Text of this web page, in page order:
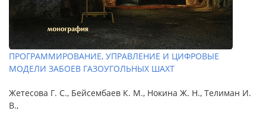
ПРОГРАММИРОВАНИЕ, УПРАВЛЕНИЕ И ЦИФРОВЫЕ
МОДЕЛИ ЗАБОЕВ ГАЗОУГОЛЬНЫХ ШАХТ
Жетесова Г. С., Бейсембаев К. М., Нокина Ж. Н., Телиман И.
В.,